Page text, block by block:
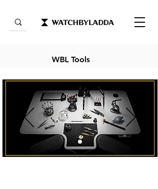
WBL Tools